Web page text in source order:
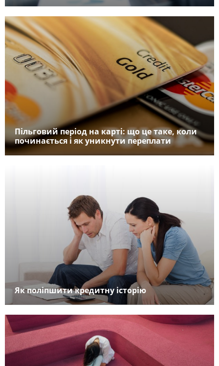
Пільговий період на карті: що це таке, коли
починається і як уникнути переплати
Як поліпшити кредитну історію